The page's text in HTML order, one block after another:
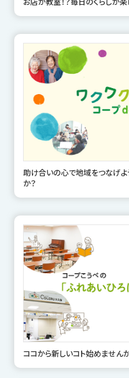
助け合いの心で地域をつなげ
か？
ココから新しいコト始めません